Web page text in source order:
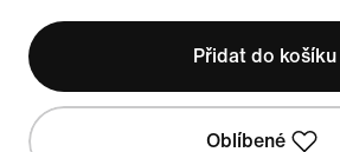
Přidat do košíku
Oblíbené